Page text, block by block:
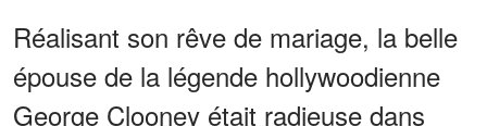
Réalisant son rêve de mariage, la belle
épouse de la légende hollywoodienne
George Clooney était radieuse dans